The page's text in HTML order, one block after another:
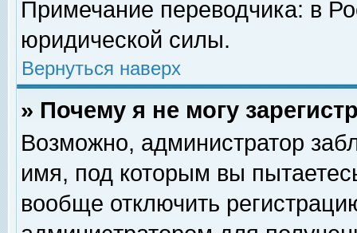
Примечание переводчика: в
юридической силы.
Вернуться наверх
» Почему я не могу
Возможно, администратор
имя, под которым вы
вообще отключить